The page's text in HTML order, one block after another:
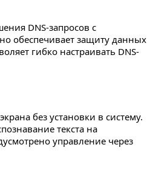
DNS-запросов с
обеспечивает защиту данных
гибко настраивать DNS-
без установки в систему.
текста на
управление через